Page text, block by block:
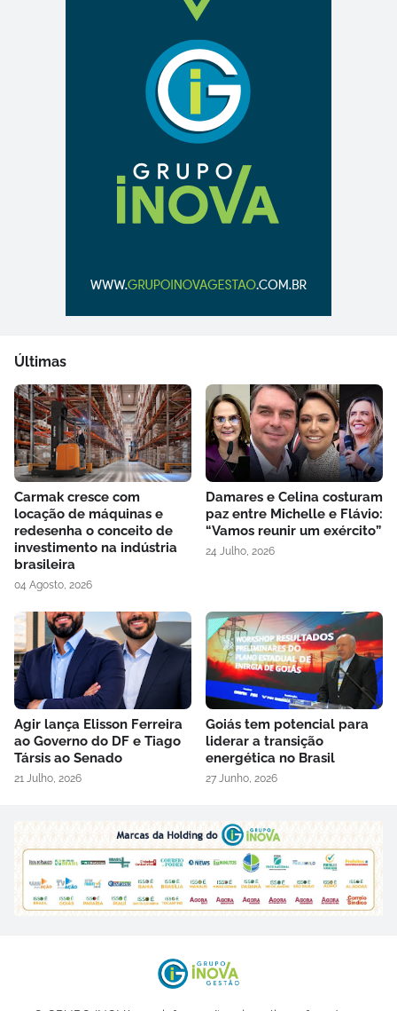
Últimas
Carmak cresce com
locação de máquinas e
redesenha o conceito de
investimento na indústria
brasileira
04 Agosto, 2026
Damares e Celina costuram
paz entre Michelle e Flávio:
“Vamos reunir um exército”
24 Julho, 2026
Agir lança Elisson Ferreira
ao Governo do DF e Tiago
Társis ao Senado
21 Julho, 2026
Goiás tem potencial para
liderar a transição
energética no Brasil
27 Junho, 2026